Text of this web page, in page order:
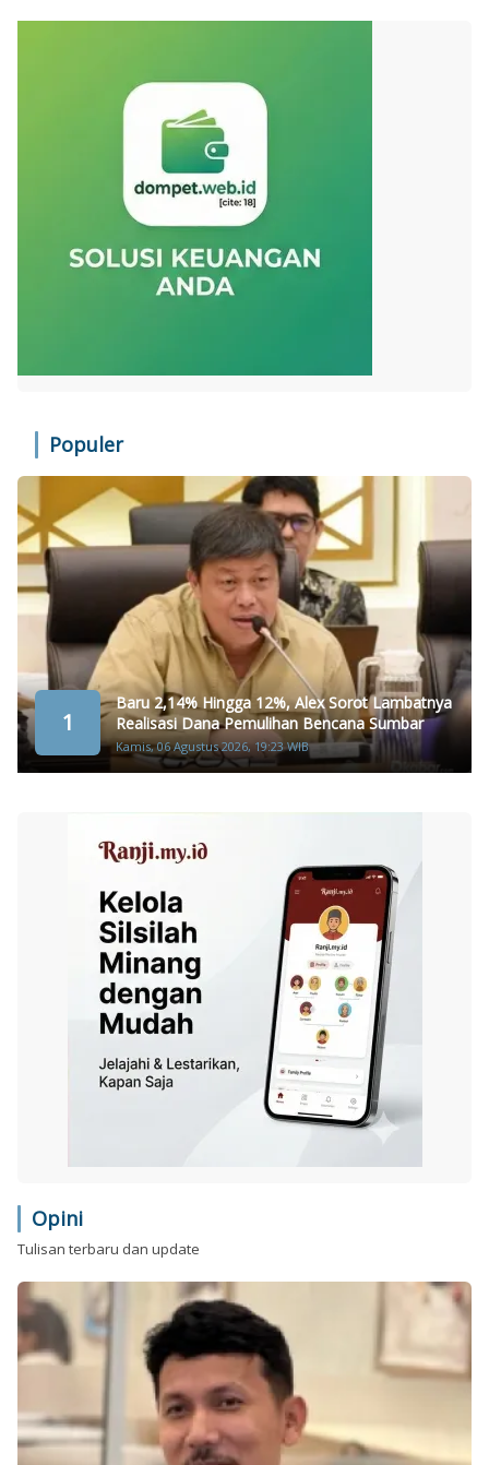
Populer
1
Baru 2,14% Hingga 12%, Alex Sorot Lambatnya
Realisasi Dana Pemulihan Bencana Sumbar
Kamis, 06 Agustus 2026, 19:23 WIB
Opini
Tulisan terbaru dan update